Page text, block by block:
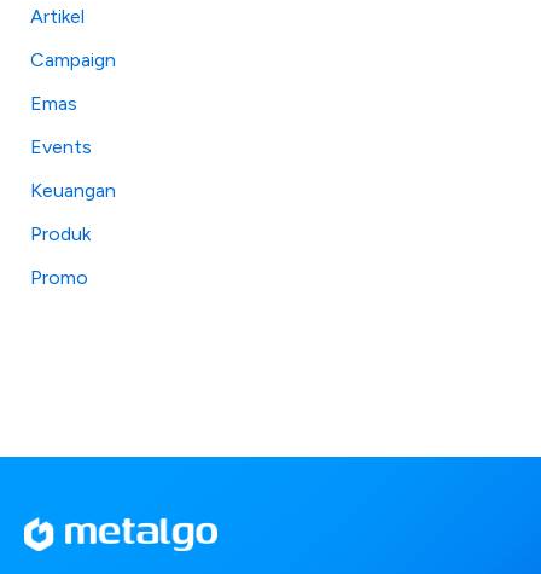
Artikel
Campaign
Emas
Events
Keuangan
Produk
Promo